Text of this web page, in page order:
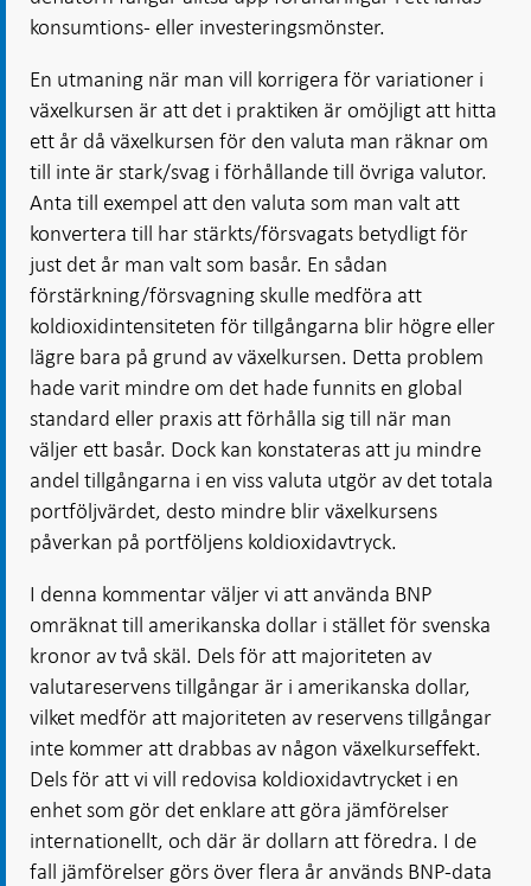
konsumtions- eller investeringsmönster.
En utmaning när man vill korrigera för variationer i
växelkursen är att det i praktiken är omöjligt att hitta
ett år då växelkursen för den valuta man räknar om
till inte är stark/svag i förhållande till övriga valutor.
Anta till exempel att den valuta som man valt att
konvertera till har stärkts/försvagats betydligt för
just det år man valt som basår. En sådan
förstärkning/försvagning skulle medföra att
koldioxidintensiteten för tillgångarna blir högre eller
lägre bara på grund av växelkursen. Detta problem
hade varit mindre om det hade funnits en global
standard eller praxis att förhålla sig till när man
väljer ett basår. Dock kan konstateras att ju mindre
andel tillgångarna i en viss valuta utgör av det totala
portföljvärdet, desto mindre blir växelkursens
påverkan på portföljens koldioxidavtryck.
I denna kommentar väljer vi att använda BNP
omräknat till amerikanska dollar i stället för svenska
kronor av två skäl. Dels för att majoriteten av
valutareservens tillgångar är i amerikanska dollar,
vilket medför att majoriteten av reservens tillgångar
inte kommer att drabbas av någon växelkurseffekt.
Dels för att vi vill redovisa koldioxidavtrycket i en
enhet som gör det enklare att göra jämförelser
internationellt, och där är dollarn att föredra. I de
fall jämförelser görs över flera år används BNP-data